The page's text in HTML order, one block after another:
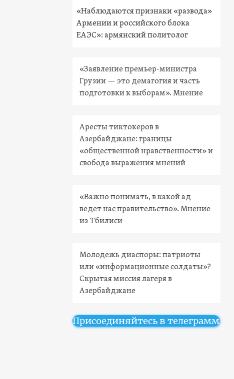
«Наблюдаются признаки «развода»
Армении и российского блока
ЕАЭС»: армянский политолог
«Заявление премьер-министра
Грузии — это демагогия и часть
подготовки к выборам». Мнение
Аресты тиктокеров в
Азербайджане: границы
«общественной нравственности» и
свобода выражения мнений
«Важно понимать, в какой ад
ведет нас правительство». Мнение
из Тбилиси
Молодежь диаспоры: патриоты
или «информационные солдаты»?
Скрытая миссия лагеря в
Азербайджане
Присоединяйтесь в телеграмм